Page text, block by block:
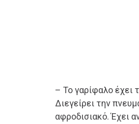
– Το γαρίφαλο έχει
Διεγείρει την
αφροδισιακό. Έχει